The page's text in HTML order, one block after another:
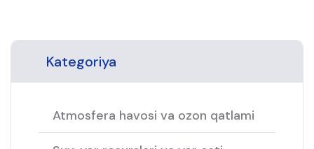
Kategoriya
Atmosfera havosi va ozon qatlami